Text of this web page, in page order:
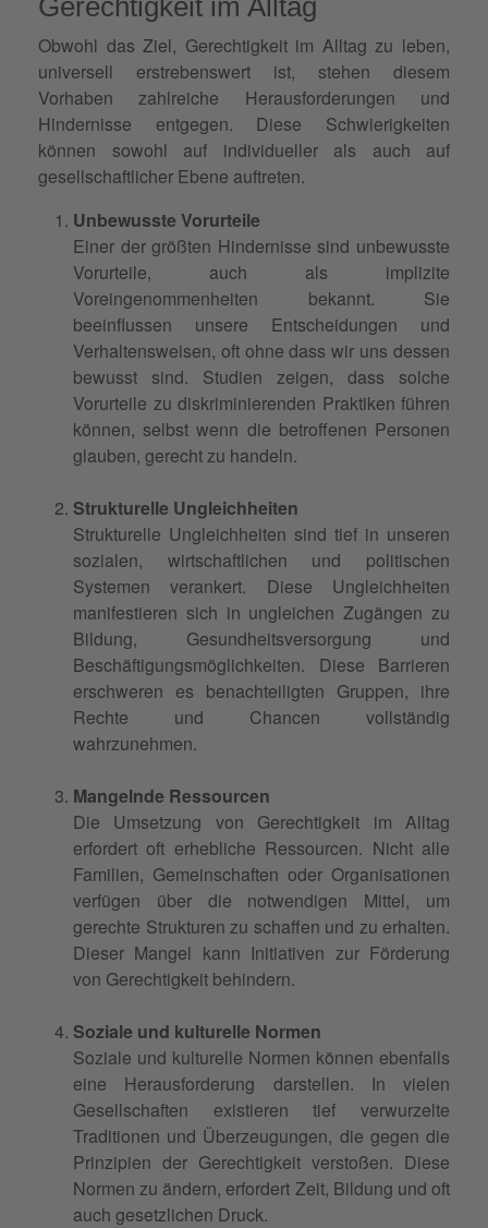
Obwohl das Ziel, Gerechtigkeit im Alltag zu leben,
universell erstrebenswert ist, stehen diesem
Vorhaben zahlreiche Herausforderungen und
Hindernisse entgegen. Diese Schwierigkeiten
können sowohl auf individueller als auch auf
gesellschaftlicher Ebene auftreten.
Unbewusste Vorurteile
Einer der größten Hindernisse sind unbewusste
Vorurteile, auch als implizite
Voreingenommenheiten bekannt. Sie
beeinflussen unsere Entscheidungen und
Verhaltensweisen, oft ohne dass wir uns dessen
bewusst sind. Studien zeigen, dass solche
Vorurteile zu diskriminierenden Praktiken führen
können, selbst wenn die betroffenen Personen
glauben, gerecht zu handeln.
Strukturelle Ungleichheiten
Strukturelle Ungleichheiten sind tief in unseren
sozialen, wirtschaftlichen und politischen
Systemen verankert. Diese Ungleichheiten
manifestieren sich in ungleichen Zugängen zu
Bildung, Gesundheitsversorgung und
Beschäftigungsmöglichkeiten. Diese Barrieren
erschweren es benachteiligten Gruppen, ihre
Rechte und Chancen vollständig
wahrzunehmen.
Mangelnde Ressourcen
Die Umsetzung von Gerechtigkeit im Alltag
erfordert oft erhebliche Ressourcen. Nicht alle
Familien, Gemeinschaften oder Organisationen
verfügen über die notwendigen Mittel, um
gerechte Strukturen zu schaffen und zu erhalten.
Dieser Mangel kann Initiativen zur Förderung
von Gerechtigkeit behindern.
Soziale und kulturelle Normen
Soziale und kulturelle Normen können ebenfalls
eine Herausforderung darstellen. In vielen
Gesellschaften existieren tief verwurzelte
Traditionen und Überzeugungen, die gegen die
Prinzipien der Gerechtigkeit verstoßen. Diese
Normen zu ändern, erfordert Zeit, Bildung und oft
auch gesetzlichen Druck.